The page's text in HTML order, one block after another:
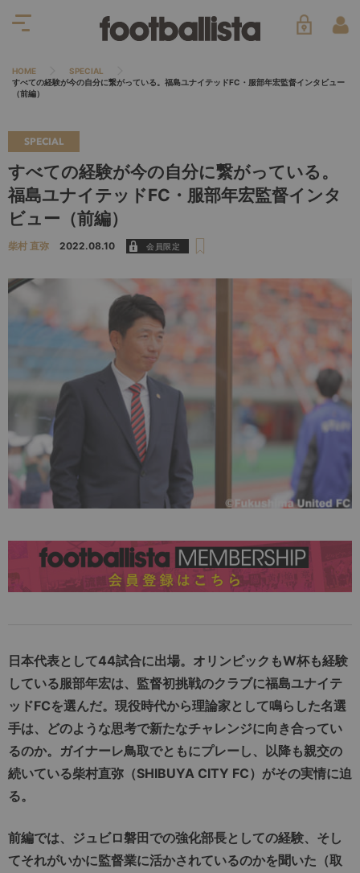
HOME
SPECIAL
すべての経験が今の自分に繋がっている。福島ユナイテッドFC・服部年宏監督インタビュー
（前編）
SPECIAL
すべての経験が今の自分に繋がっている。
福島ユナイテッドFC・服部年宏監督インタ
ビュー（前編）
柴村 直弥 2022.08.10
日本代表として44試合に出場。オリンピックもW杯も経験
している服部年宏は、監督初挑戦のクラブに福島ユナイテ
ッドFCを選んだ。現役時代から理論家として鳴らした名選
手は、どのような思考で新たなチャレンジに向き合ってい
るのか。ガイナーレ鳥取でともにプレーし、以降も親交の
続いている柴村直弥（SHIBUYA CITY FC）がその実情に迫
る。
前編では、ジュビロ磐田での強化部長としての経験、そし
てそれがいかに監督業に活かされているのかを聞いた（取